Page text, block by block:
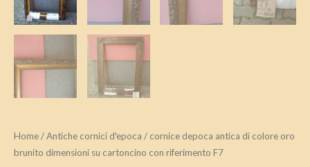
Home/Antiche cornici d'epoca / cornice depoca antica di colore oro
brunito dimensioni su cartoncino con riferimento F7